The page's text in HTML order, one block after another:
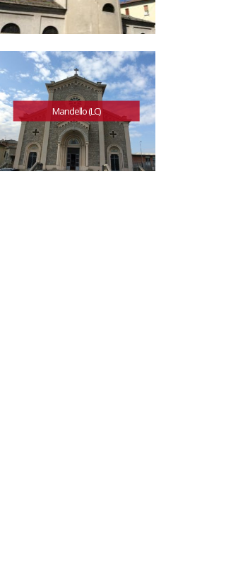
Mandello (LC)